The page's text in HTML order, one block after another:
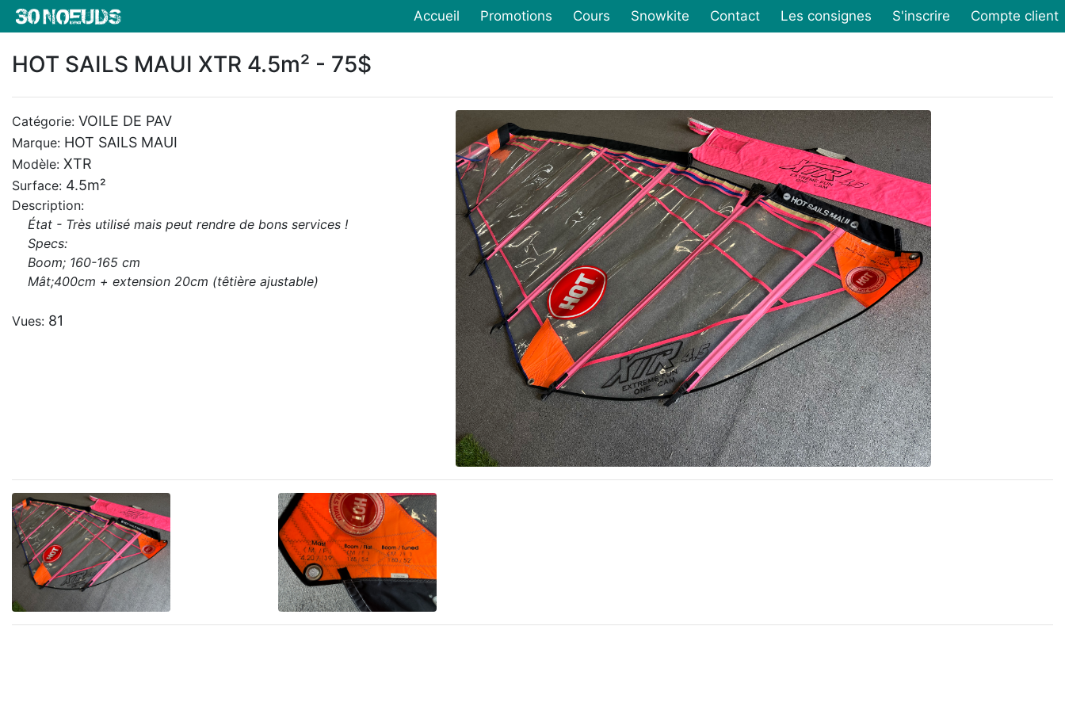
Accueil Promotions Cours Snowkite Contact Les consignes S'inscrire Compte client
HOT SAILS MAUI XTR 4.5m² - 75$
Catégorie: VOILE DE PAV
Marque: HOT SAILS MAUI
Modèle: XTR
Surface: 4.5m²
Description:
État - Très utilisé mais peut rendre de bons services !
Specs:
Boom; 160-165 cm
Mât;400cm + extension 20cm (têtière ajustable)
Vues: 81